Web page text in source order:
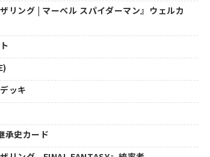
リング | マーベル スパイダーマン』ウェルカ
ッキ
承史カード